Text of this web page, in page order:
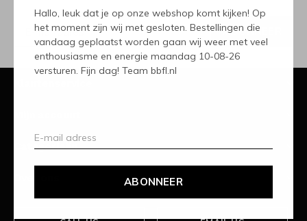
Hallo, leuk dat je op onze webshop komt kijken! Op
het moment zijn wij met gesloten. Bestellingen die
vandaag geplaatst worden gaan wij weer met veel
enthousiasme en energie maandag 10-08-26
versturen. Fijn dag! Team bbfl.nl
ABONNEER
ABONNEER
Categorieën